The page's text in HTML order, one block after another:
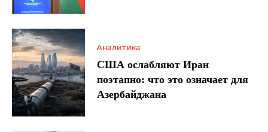
Аналитика
США ослабляют Иран
поэтапно: что это означает для
Азербайджана